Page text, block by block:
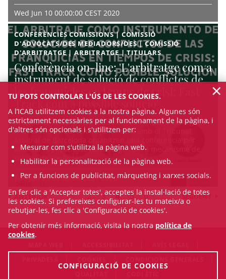
Wed Jun 10 00:00:00 CEST 2020
CONFERÈNCIES COMISSIONS | COMISSIÓ
D'ADVOCATS/DES MEDIADORS/DES | COMISSIÓ
D'ARBITRATGE | ARBITRATGE | TITULARS
Conferència on-line: 'L'arbitratge com a
instrument de solució de conflictes de
les franquícies en temps de crisi: Fast
Track com a possible solució'
El dimarts 16 de juny, a les 16 hores, l'Il·lustre Col·legi de
l'Advocacia de Barcelona juntament amb el Tribunal
abordar l'aplicació de l'arbitratge com a mecanisme de
solució de conflictes ...
Tue Jun 09 00:00:00 CEST 2020
ANTERIOR 2 3 4 5 6 SEGÜENT
TU POTS CONTROLAR L'ÚS DE LES COOKIES.
A l’ICAB utilitzem cookies a la nostra pàgina. Algunes són
estrictament necessàries per al funcionament de la pàgina, i
d'altres són opcionals i s'utilitzen per:
Mesurar com s'utilitza la pàgina web.
Habilitar la personalització de la pàgina web.
Per a funcions de publicitat, màrqueting i xarxes socials.
En fer clic a 'Acceptar totes', acceptes la instal·lació de totes
les cookies. Si prefereixes configurar-les tu mateix/a o
rebutjar-les, fes clic a 'Configuració de cookies'.
Per obtenir més informació, visita la nostra política de
cookies.
CONFIGURACIÓ DE COOKIES
×